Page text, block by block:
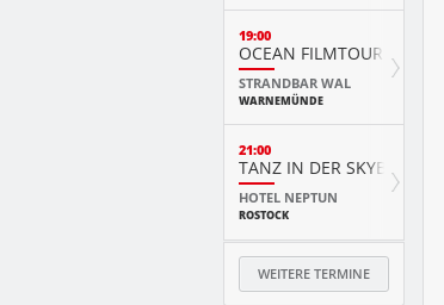
19:00
OCEAN FILMTOUR
STRANDBAR WAL
WARNEMÜNDE
21:00
TANZ IN DER SKYBAR
HOTEL NEPTUN
ROSTOCK
WEITERE TERMINE